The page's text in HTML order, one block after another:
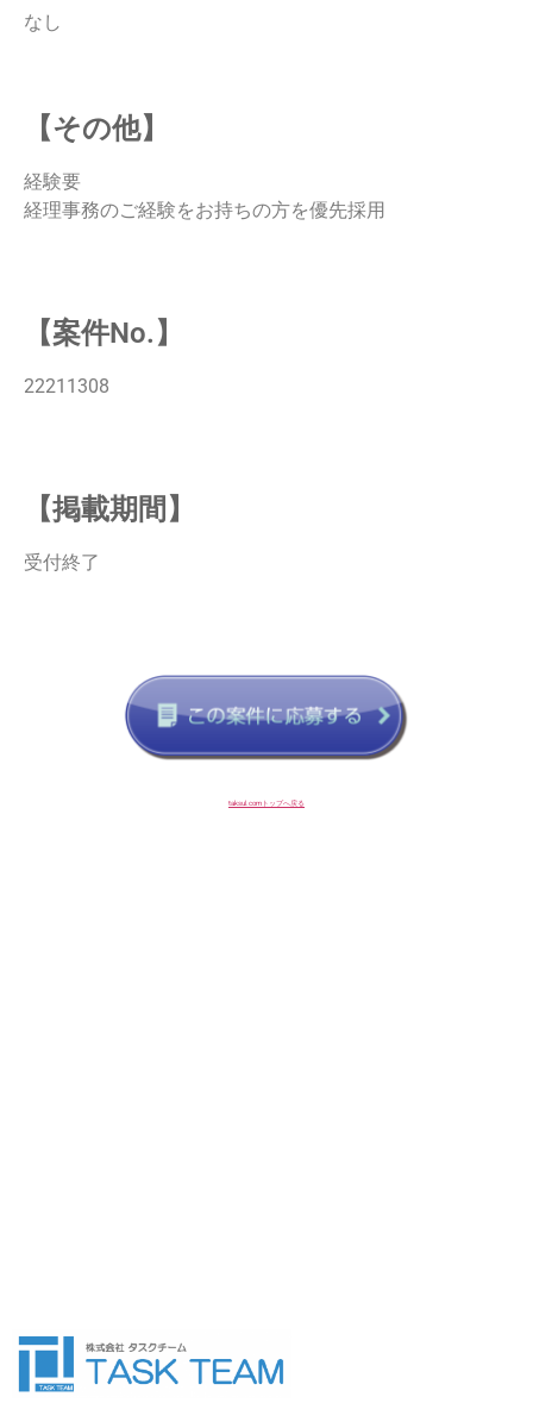
なし
【その他】
経験要
経理事務のご経験をお持ちの方を優先採用
【案件No.】
22211308
【掲載期間】
受付終了
taksul.comトップへ戻る